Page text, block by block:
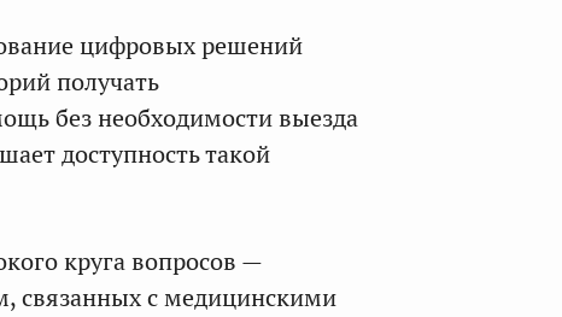
цифровых решений
получать
без необходимости выезда
доступность такой
круга вопросов —
связанных с медицинскими